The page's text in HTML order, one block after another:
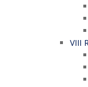
VIII